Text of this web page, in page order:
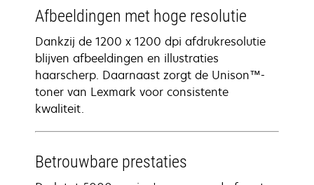
Afbeeldingen met hoge resolutie
Dankzij de 1200 x 1200 dpi afdrukresolutie
blijven afbeeldingen en illustraties
haarscherp. Daarnaast zorgt de Unison™-
toner van Lexmark voor consistente
kwaliteit.
Betrouwbare prestaties